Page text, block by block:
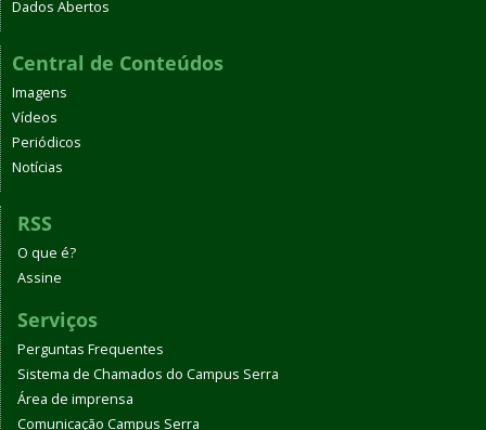
Dados Abertos
Central de Conteúdos
Imagens
Vídeos
Periódicos
Notícias
RSS
O que é?
Assine
Serviços
Perguntas Frequentes
Sistema de Chamados do Campus Serra
Área de imprensa
Comunicação Campus Serra